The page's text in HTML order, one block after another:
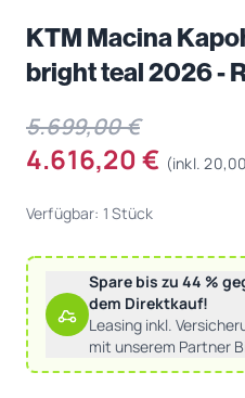
KTM Macina
bright teal 2026 -
5.699,00 €
4.616,20 € (inkl.
Verfügbar: 1 Stück
Spare bis zu 44 %
dem Direktkauf!
Leasing inkl.
mit unserem Partner